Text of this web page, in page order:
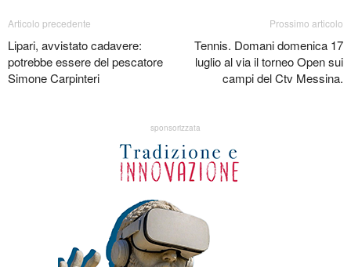
Articolo precedente
Lipari, avvistato cadavere:
potrebbe essere del pescatore
Simone Carpinteri
Prossimo articolo
Tennis. Domani domenica 17
luglio al via il torneo Open sui
campi del Ctv Messina.
sponsorizzata